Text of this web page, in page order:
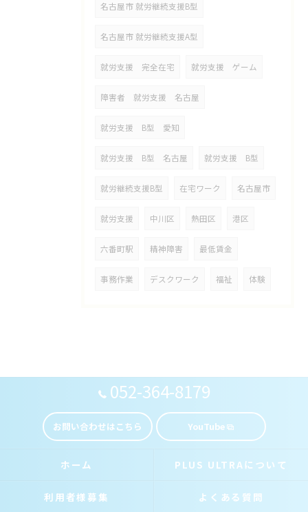
名古屋市 就労継続支援B型
名古屋市 就労継続支援A型
就労支援 完全在宅 就労支援 ゲーム
障害者 就労支援 名古屋
就労支援 B型 愛知
就労支援 B型 名古屋 就労支援 B型
就労継続支援B型 在宅ワーク 名古屋市
就労支援 中川区 熱田区 港区
六番町駅 精神障害 最低賃金
事務作業 デスクワーク 福祉 体験
052-364-8179
お問い合わせはこちら YouTube
ホーム PLUS ULTRAについて
利用者様募集 よくある質問